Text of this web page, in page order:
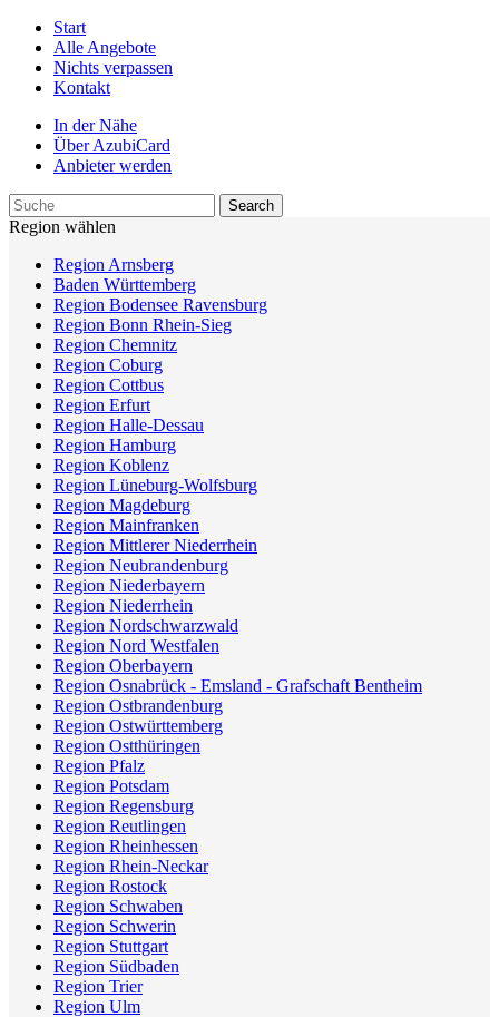
Start
Alle Angebote
Nichts verpassen
Kontakt
In der Nähe
Über AzubiCard
Anbieter werden
Region wählen
Region Arnsberg
Baden Württemberg
Region Bodensee Ravensburg
Region Bonn Rhein-Sieg
Region Chemnitz
Region Coburg
Region Cottbus
Region Erfurt
Region Halle-Dessau
Region Hamburg
Region Koblenz
Region Lüneburg-Wolfsburg
Region Magdeburg
Region Mainfranken
Region Mittlerer Niederrhein
Region Neubrandenburg
Region Niederbayern
Region Niederrhein
Region Nordschwarzwald
Region Nord Westfalen
Region Oberbayern
Region Osnabrück - Emsland - Grafschaft Bentheim
Region Ostbrandenburg
Region Ostwürttemberg
Region Ostthüringen
Region Pfalz
Region Potsdam
Region Regensburg
Region Reutlingen
Region Rheinhessen
Region Rhein-Neckar
Region Rostock
Region Schwaben
Region Schwerin
Region Stuttgart
Region Südbaden
Region Trier
Region Ulm